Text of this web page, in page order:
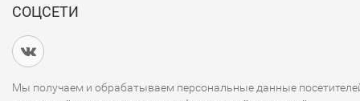
СОЦСЕТИ
Мы получаем и обрабатываем персональные данные